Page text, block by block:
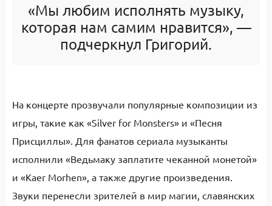
«Мы любим исполнять музыку,
которая нам самим нравится», —
подчеркнул Григорий.
На концерте прозвучали популярные композиции из
игры, такие как «Silver for Monsters» и «Песня
Присциллы». Для фанатов сериала музыканты
исполнили «Ведьмаку заплатите чеканной монетой»
и «Kaer Morhen», а также другие произведения.
Звуки перенесли зрителей в мир магии, славянских